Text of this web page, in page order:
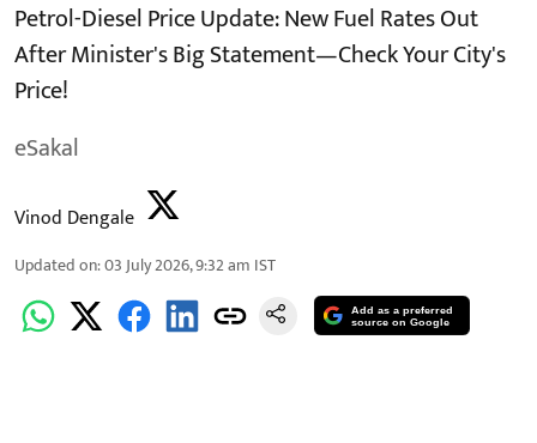
Petrol-Diesel Price Update: New Fuel Rates Out
After Minister's Big Statement—Check Your City's
Price!
eSakal
Vinod Dengale
Updated on:03 July 2026, 9:32 am IST
Add as a preferred
source on Google